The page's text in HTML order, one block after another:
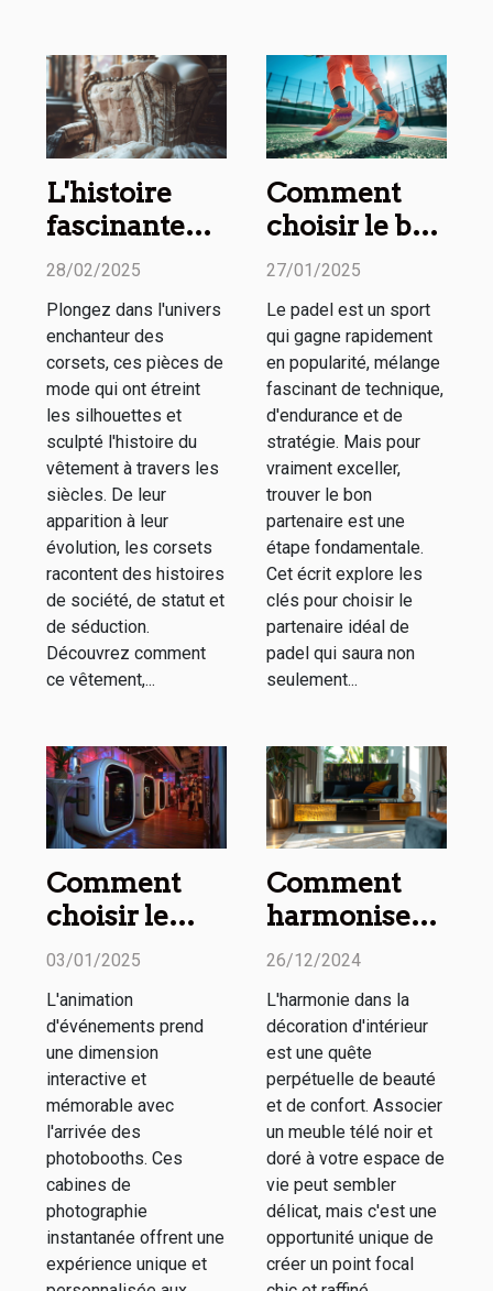
L'histoire
fascinante
des corsets à
siècles
28/02/2025
Plongez dans l'univers
enchanteur des
corsets, ces pièces de
mode qui ont étreint
les silhouettes et
sculpté l'histoire du
vêtement à travers les
siècles. De leur
apparition à leur
évolution, les corsets
racontent des histoires
de société, de statut et
de séduction.
Découvrez comment
ce vêtement,...
Comment
choisir le bon
partenaire de
améliorer
votre jeu
27/01/2025
Le padel est un sport
qui gagne rapidement
en popularité, mélange
fascinant de technique,
d'endurance et de
stratégie. Mais pour
vraiment exceller,
trouver le bon
partenaire est une
étape fondamentale.
Cet écrit explore les
clés pour choisir le
partenaire idéal de
padel qui saura non
seulement...
Comment
choisir le
meilleur
pour votre
événement
spécial
03/01/2025
L'animation
d'événements prend
une dimension
interactive et
mémorable avec
l'arrivée des
photobooths. Ces
cabines de
photographie
instantanée offrent une
expérience unique et
Comment
harmoniser
un meuble
doré avec
votre décor
26/12/2024
L'harmonie dans la
décoration d'intérieur
est une quête
perpétuelle de beauté
et de confort. Associer
un meuble télé noir et
doré à votre espace de
vie peut sembler
délicat, mais c'est une
opportunité unique de
créer un point focal